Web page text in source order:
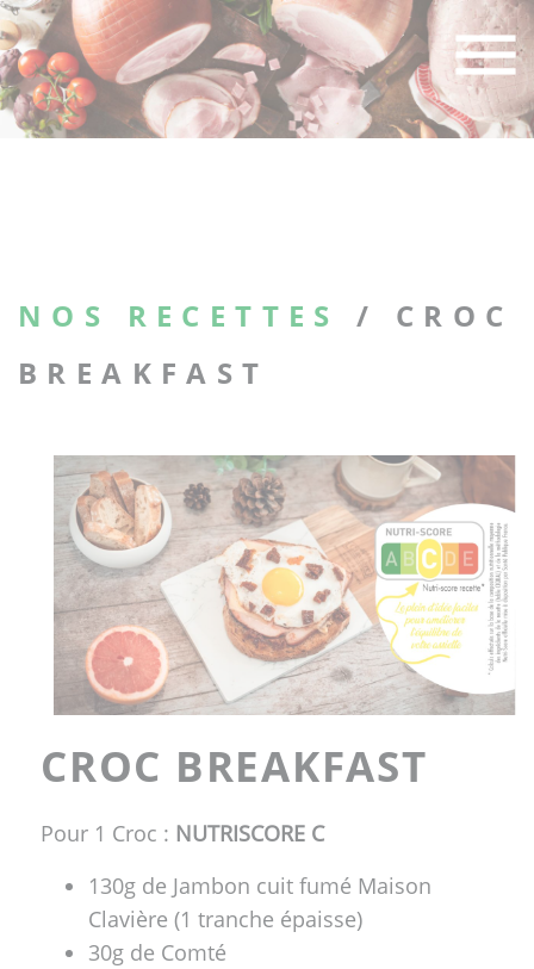
Skip
to
content
NOS RECETTES/ CROC
BREAKFAST
CROC BREAKFAST
Pour 1 Croc : NUTRISCORE C
130g de Jambon cuit fumé Maison
Clavière (1 tranche épaisse)
30g de Comté